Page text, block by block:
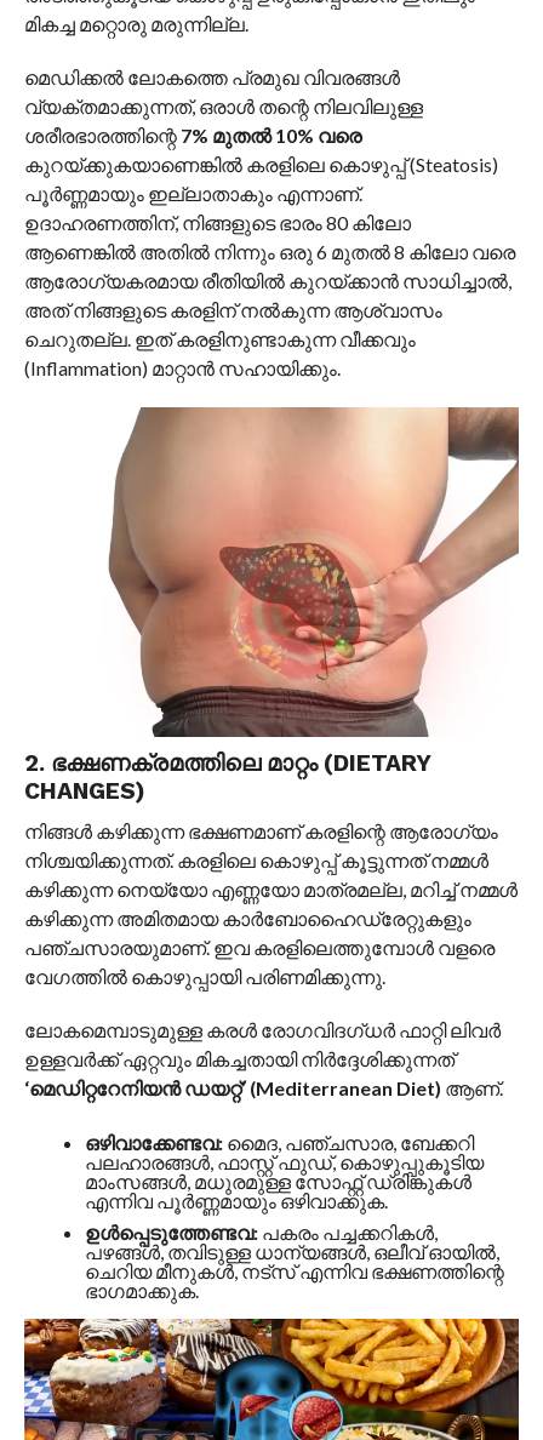
മികച്ച മറ്റൊരു മരുന്നില്ല.
മെഡിക്കൽ ലോകത്തെ പ്രമുഖ വിവരങ്ങൾ
വ്യക്തമാക്കുന്നത്, ഒരാൾ തന്റെ നിലവിലുള്ള
ശരീരഭാരത്തിന്റെ 7% മുതൽ 10% വരെ
കുറയ്ക്കുകയാണെങ്കിൽ കരളിലെ കൊഴുപ്പ് (Steatosis)
പൂർണ്ണമായും ഇല്ലാതാകും എന്നാണ്.
ഉദാഹരണത്തിന്, നിങ്ങളുടെ ഭാരം 80 കിലോ
ആണെങ്കിൽ അതിൽ നിന്നും ഒരു 6 മുതൽ 8 കിലോ വരെ
ആരോഗ്യകരമായ രീതിയിൽ കുറയ്ക്കാൻ സാധിച്ചാൽ,
അത് നിങ്ങളുടെ കരളിന് നൽകുന്ന ആശ്വാസം
ചെറുതല്ല. ഇത് കരളിനുണ്ടാകുന്ന വീക്കവും
(Inflammation) മാറ്റാൻ സഹായിക്കും.
2. ഭക്ഷണക്രമത്തിലെ മാറ്റം (DIETARY
CHANGES)
നിങ്ങൾ കഴിക്കുന്ന ഭക്ഷണമാണ് കരളിന്റെ ആരോഗ്യം
നിശ്ചയിക്കുന്നത്. കരളിലെ കൊഴുപ്പ് കൂട്ടുന്നത് നമ്മൾ
കഴിക്കുന്ന നെയ്യോ എണ്ണയോ മാത്രമല്ല, മറിച്ച് നമ്മൾ
കഴിക്കുന്ന അമിതമായ കാർബോഹൈഡ്രേറ്റുകളും
പഞ്ചസാരയുമാണ്. ഇവ കരളിലെത്തുമ്പോൾ വളരെ
വേഗത്തിൽ കൊഴുപ്പായി പരിണമിക്കുന്നു.
ലോകമെമ്പാടുമുള്ള കരൾ രോഗവിദഗ്ധർ ഫാറ്റി ലിവർ
ഉള്ളവർക്ക് ഏറ്റവും മികച്ചതായി നിർദ്ദേശിക്കുന്നത്
‘മെഡിറ്ററേനിയൻ ഡയറ്റ്’ (Mediterranean Diet) ആണ്.
ഒഴിവാക്കേണ്ടവ:മൈദ, പഞ്ചസാര, ബേക്കറി
പലഹാരങ്ങൾ, ഫാസ്റ്റ് ഫുഡ്, കൊഴുപ്പുകൂടിയ
മാംസങ്ങൾ, മധുരമുള്ള സോഫ്റ്റ് ഡ്രിങ്കുകൾ
എന്നിവ പൂർണ്ണമായും ഒഴിവാക്കുക.
ഉൾപ്പെടുത്തേണ്ടവ:പകരം പച്ചക്കറികൾ,
പഴങ്ങൾ, തവിടുള്ള ധാന്യങ്ങൾ, ഒലീവ് ഓയിൽ,
ചെറിയ മീനുകൾ, നട്സ് എന്നിവ ഭക്ഷണത്തിന്റെ
ഭാഗമാക്കുക.